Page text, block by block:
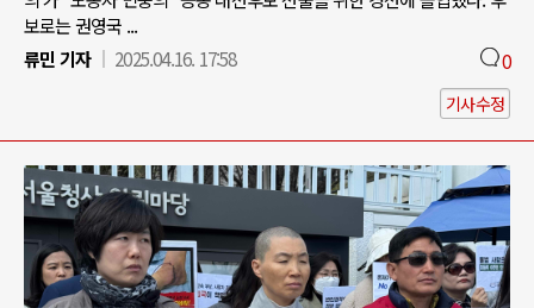
보로는 권영국 ...
류민 기자
2025.04.16. 17:58 0
기사수정